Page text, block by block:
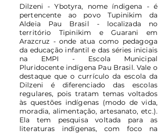
Dilzeni - Ybotyra, nome índigena - é
pertencente ao povo Tupinikim da
Aldeia Pau Brasil - localizada no
território Tipinikim e Guarani em
Arazcruz - onde atua como pedagoga
da educação infantil e das séries iniciais
na EMPI - Escola Municipal
Pluridocente indígena Pau Brasil. Vale o
destaque que o currículo da escola da
Dilzeni é diferenciado das escolas
regulares, pois tratam temas voltados
às questões indígenas (modo de vida,
moradia, alimentação, artesanato, etc.).
Ela tem pesquisa voltada para as
literaturas indígenas, com foco na